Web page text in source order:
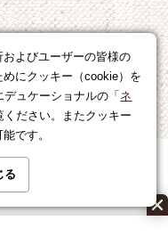
よびユーザーの皆様の
にクッキー（cookie）を
ュケーショナルの「 ネ
ください。またクッキー
です。
る
ップについて
いについて
合わせ